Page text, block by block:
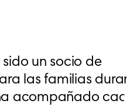
un socio de
las familias durante
acompañado cada